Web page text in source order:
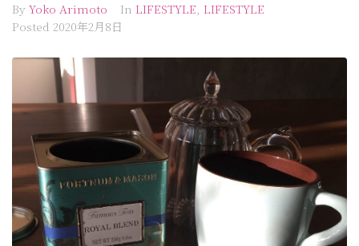
By Yoko Arimoto In LIFESTYLE, LIFESTYLE
Posted 2020年2月8日